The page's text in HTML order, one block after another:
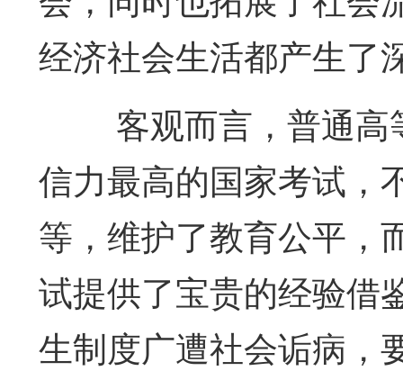
经济社会生活都产生了
客观而言，普通
信力最高的国家考试，
等，维护了教育公平，
试提供了宝贵的经验借
生制度广遭社会诟病，